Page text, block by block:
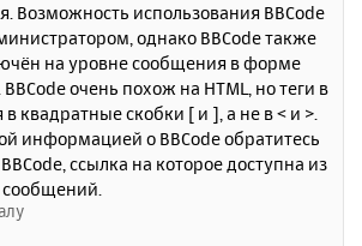
Возможность использования BBCode
однако BBCode также
на уровне сообщения в форме
очень похож на HTML, но теги в
квадратные скобки [ и ], а не в < и >.
информацией о BBCode обратитесь
ссылка на которое доступна из